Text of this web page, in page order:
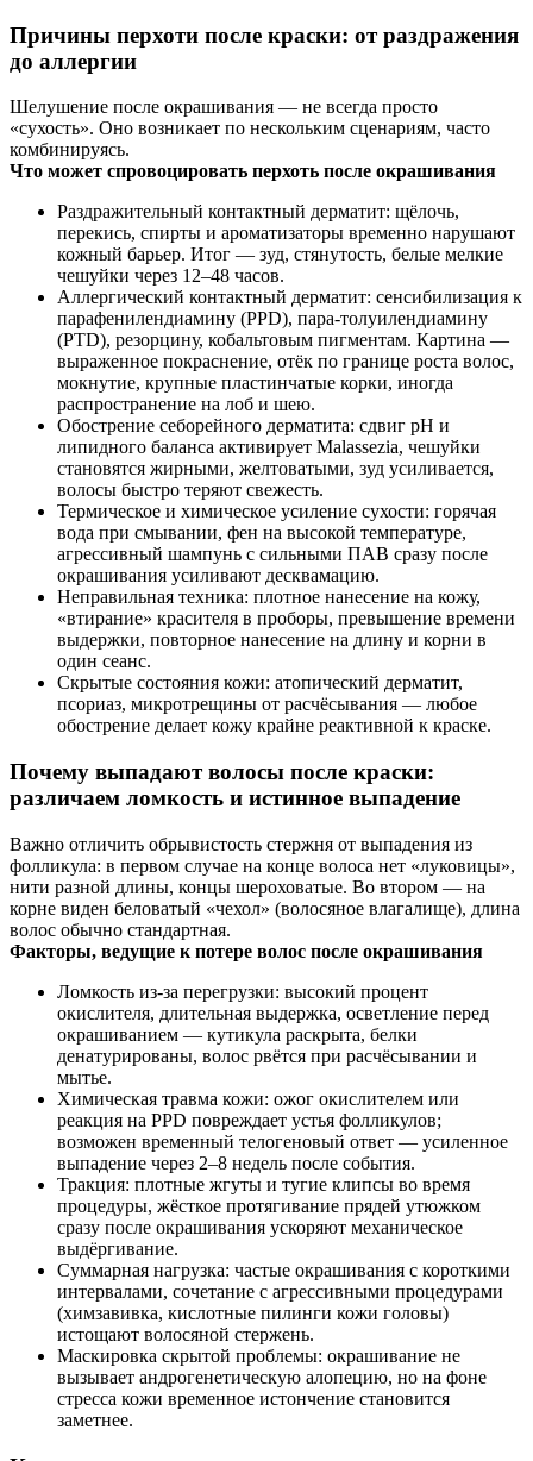
Причины перхоти после краски: от раздражения
до аллергии
Шелушение после окрашивания — не всегда просто
«сухость». Оно возникает по нескольким сценариям, часто
комбинируясь.
Что может спровоцировать перхоть после окрашивания
Раздражительный контактный дерматит: щёлочь,
перекись, спирты и ароматизаторы временно нарушают
кожный барьер. Итог — зуд, стянутость, белые мелкие
чешуйки через 12–48 часов.
Аллергический контактный дерматит: сенсибилизация к
парафенилендиамину (PPD), пара-толуилендиамину
(PTD), резорцину, кобальтовым пигментам. Картина —
выраженное покраснение, отёк по границе роста волос,
мокнутие, крупные пластинчатые корки, иногда
распространение на лоб и шею.
Обострение себорейного дерматита: сдвиг pH и
липидного баланса активирует Malassezia, чешуйки
становятся жирными, желтоватыми, зуд усиливается,
волосы быстро теряют свежесть.
Термическое и химическое усиление сухости: горячая
вода при смывании, фен на высокой температуре,
агрессивный шампунь с сильными ПАВ сразу после
окрашивания усиливают десквамацию.
Неправильная техника: плотное нанесение на кожу,
«втирание» красителя в проборы, превышение времени
выдержки, повторное нанесение на длину и корни в
один сеанс.
Скрытые состояния кожи: атопический дерматит,
псориаз, микротрещины от расчёсывания — любое
обострение делает кожу крайне реактивной к краске.
Почему выпадают волосы после краски:
различаем ломкость и истинное выпадение
Важно отличить обрывистость стержня от выпадения из
фолликула: в первом случае на конце волоса нет «луковицы»,
нити разной длины, концы шероховатые. Во втором — на
корне виден беловатый «чехол» (волосяное влагалище), длина
волос обычно стандартная.
Факторы, ведущие к потере волос после окрашивания
Ломкость из-за перегрузки: высокий процент
окислителя, длительная выдержка, осветление перед
окрашиванием — кутикула раскрыта, белки
денатурированы, волос рвётся при расчёсывании и
мытье.
Химическая травма кожи: ожог окислителем или
реакция на PPD повреждает устья фолликулов;
возможен временный телогеновый ответ — усиленное
выпадение через 2–8 недель после события.
Тракция: плотные жгуты и тугие клипсы во время
процедуры, жёсткое протягивание прядей утюжком
сразу после окрашивания ускоряют механическое
выдёргивание.
Суммарная нагрузка: частые окрашивания с короткими
интервалами, сочетание с агрессивными процедурами
(химзавивка, кислотные пилинги кожи головы)
истощают волосяной стержень.
Маскировка скрытой проблемы: окрашивание не
вызывает андрогенетическую алопецию, но на фоне
стресса кожи временное истончение становится
заметнее.